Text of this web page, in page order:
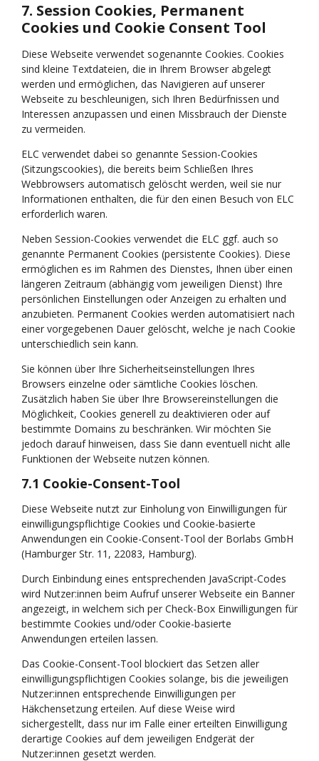
7. Session Cookies, Permanent
Cookies und Cookie Consent Tool
Diese Webseite verwendet sogenannte Cookies. Cookies
sind kleine Textdateien, die in Ihrem Browser abgelegt
werden und ermöglichen, das Navigieren auf unserer
Webseite zu beschleunigen, sich Ihren Bedürfnissen und
Interessen anzupassen und einen Missbrauch der Dienste
zu vermeiden.
ELC verwendet dabei so genannte Session-Cookies
(Sitzungscookies), die bereits beim Schließen Ihres
Webbrowsers automatisch gelöscht werden, weil sie nur
Informationen enthalten, die für den einen Besuch von ELC
erforderlich waren.
Neben Session-Cookies verwendet die ELC ggf. auch so
genannte Permanent Cookies (persistente Cookies). Diese
ermöglichen es im Rahmen des Dienstes, Ihnen über einen
längeren Zeitraum (abhängig vom jeweiligen Dienst) Ihre
persönlichen Einstellungen oder Anzeigen zu erhalten und
anzubieten. Permanent Cookies werden automatisiert nach
einer vorgegebenen Dauer gelöscht, welche je nach Cookie
unterschiedlich sein kann.
Sie können über Ihre Sicherheitseinstellungen Ihres
Browsers einzelne oder sämtliche Cookies löschen.
Zusätzlich haben Sie über Ihre Browsereinstellungen die
Möglichkeit, Cookies generell zu deaktivieren oder auf
bestimmte Domains zu beschränken. Wir möchten Sie
jedoch darauf hinweisen, dass Sie dann eventuell nicht alle
Funktionen der Webseite nutzen können.
7.1 Cookie-Consent-Tool
Diese Webseite nutzt zur Einholung von Einwilligungen für
einwilligungspflichtige Cookies und Cookie-basierte
Anwendungen ein Cookie-Consent-Tool der Borlabs GmbH
(Hamburger Str. 11, 22083, Hamburg).
Durch Einbindung eines entsprechenden JavaScript-Codes
wird Nutzer:innen beim Aufruf unserer Webseite ein Banner
angezeigt, in welchem sich per Check-Box Einwilligungen für
bestimmte Cookies und/oder Cookie-basierte
Anwendungen erteilen lassen.
Das Cookie-Consent-Tool blockiert das Setzen aller
einwilligungspflichtigen Cookies solange, bis die jeweiligen
Nutzer:innen entsprechende Einwilligungen per
Häkchensetzung erteilen. Auf diese Weise wird
sichergestellt, dass nur im Falle einer erteilten Einwilligung
derartige Cookies auf dem jeweiligen Endgerät der
Nutzer:innen gesetzt werden.